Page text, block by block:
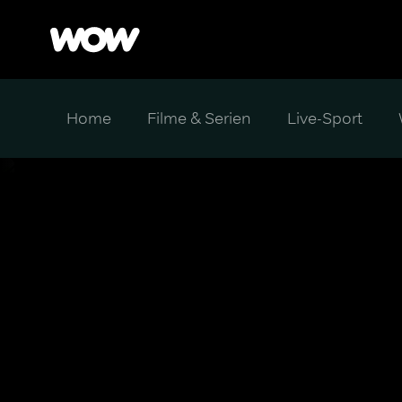
Home Filme & Serien Live-Sport